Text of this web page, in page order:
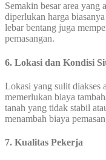
Semakin besar area
diperlukan harga
lebar bentang juga
pemasangan.
6. Lokasi dan Kondisi
Lokasi yang sulit diakses
memerlukan biaya
tanah yang tidak stabil
menambah biaya
7. Kualitas Pekerja